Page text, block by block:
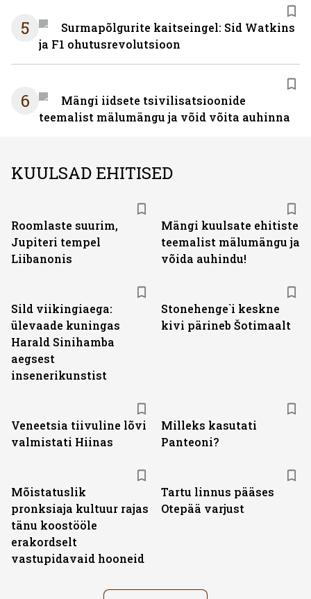
5
Surmapõlgurite kaitseingel: Sid Watkins
ja F1 ohutusrevolutsioon
6
Mängi iidsete tsivilisatsioonide
teemalist mälumängu ja võid võita auhinna
KUULSAD EHITISED
Roomlaste suurim,
Jupiteri tempel
Liibanonis
Mängi kuulsate ehitiste
teemalist mälumängu ja
võida auhindu!
Sild viikingiaega:
ülevaade kuningas
Harald Sinihamba
aegsest
insenerikunstist
Stonehenge`i keskne
kivi pärineb Šotimaalt
Veneetsia tiivuline lõvi
valmistati Hiinas
Milleks kasutati
Panteoni?
Mõistatuslik
pronksiaja kultuur rajas
tänu koostööle
erakordselt
vastupidavaid hooneid
Tartu linnus pääses
Otepää varjust